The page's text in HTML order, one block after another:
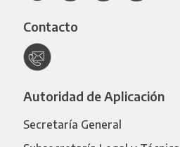
Contacto
Autoridad de Aplicación
Secretaría General